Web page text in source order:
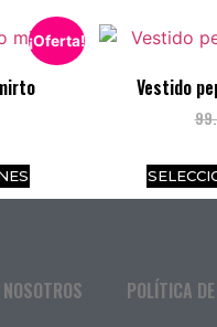
¡Oferta!
Vestido
POLÍTICA